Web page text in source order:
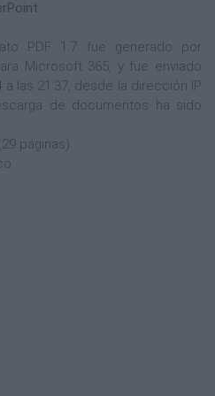
PDF 1.7 fue generado por
Microsoft 365, y fue enviado
las 21:37, desde la dirección IP
de documentos ha sido
páginas).